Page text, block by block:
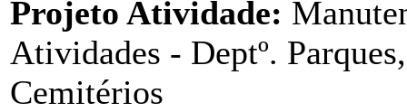
Projeto Atividade:
Atividades - Deptº.
Cemitérios